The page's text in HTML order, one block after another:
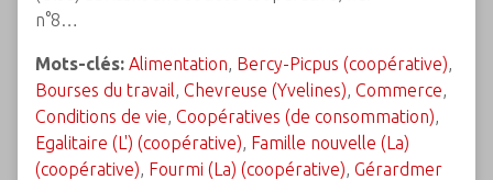
n°8…
Mots-clés: Alimentation, Bercy-Picpus (coopérative),
Bourses du travail, Chevreuse (Yvelines), Commerce,
Conditions de vie, Coopératives (de consommation),
Egalitaire (L') (coopérative), Famille nouvelle (La)
(coopérative), Fourmi (La) (coopérative), Gérardmer